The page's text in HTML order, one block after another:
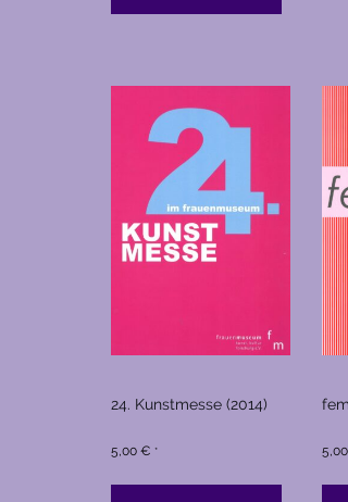
24. Kunstmesse (2014)
5,00 € * 5,00